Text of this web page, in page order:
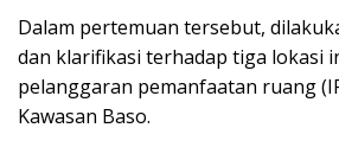
Dalam pertemuan tersebut,
dan klarifikasi terhadap tiga lokasi
pelanggaran pemanfaatan ruang
Kawasan Baso.